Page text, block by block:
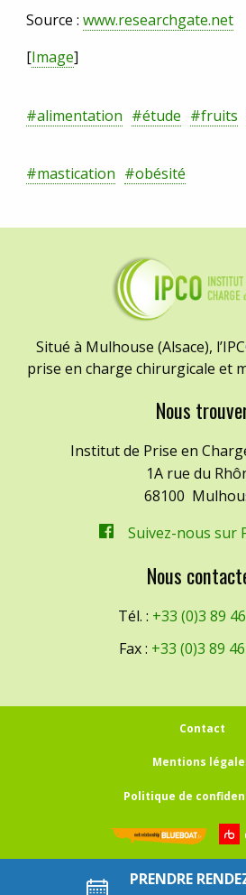
Source : www.researchgate.net
[Image]
#alimentation #étude #fruits
#mastication #obésité
PRENDRE
Situé à Mulhouse (Alsace),
prise en charge chirurgicale et
Nous
Institut de Prise en
1A rue du
68100
Suivez-nous sur
Nous
Tél. : +33 (0)3 89
Fax : +33 (0)3 89
Contact
Mentions
Politique de